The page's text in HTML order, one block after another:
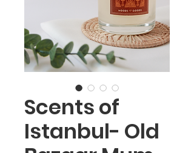
Scents of
Istanbul- Old